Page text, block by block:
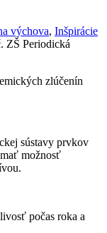
výchova, Inšpirácie
ZŠ Periodická
zlúčenín
sústavy prvkov
možnosť
počas roka a